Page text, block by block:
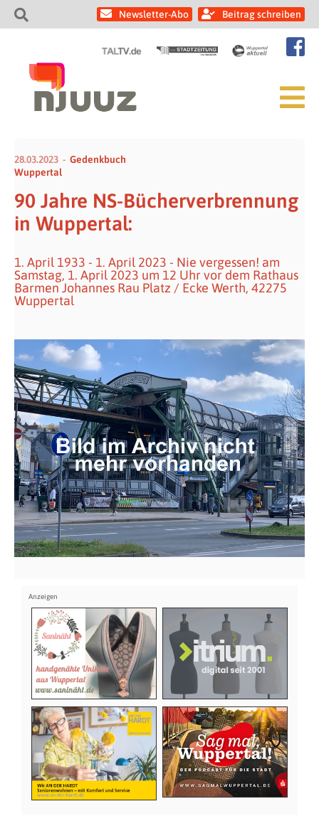
Newsletter-Abo Beitrag schreiben
28.03.2023
Gedenkbuch
Wuppertal
90 Jahre NS-Bücherverbrennung
in Wuppertal:
1. April 1933 - 1. April 2023 - Nie vergessen! am
Samstag, 1. April 2023 um 12 Uhr vor dem Rathaus
Barmen Johannes Rau Platz / Ecke Werth, 42275
Wuppertal